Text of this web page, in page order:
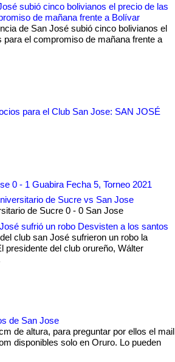
subió cinco bolivianos el precio de las
de mañana frente a Bolívar
de San José subió cinco bolivianos el
para el compromiso de mañana frente a
para el Club San Jose: SAN JOSÉ
0 - 1 Guabira Fecha 5, Torneo 2021
de Sucre vs San Jose
de Sucre 0 - 0 San Jose
sufrió un robo Desvisten a los santos
club san José sufrieron un robo la
presidente del club orureño, Wálter
de San Jose
de altura, para preguntar por ellos el mail
disponibles solo en Oruro. Lo pueden